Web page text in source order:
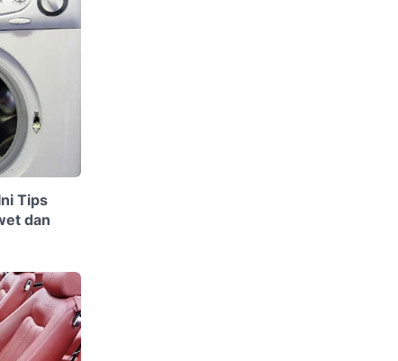
Tips
dan